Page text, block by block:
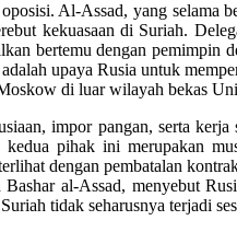
Al-Assad, yang selama
kekuasaan di Suriah.
bertemu dengan pemimpin
upaya Rusia untuk
di luar wilayah bekas
impor pangan, serta
pihak ini merupakan
dengan pembatalan
al-Assad, menyebut
tidak seharusnya terjadi